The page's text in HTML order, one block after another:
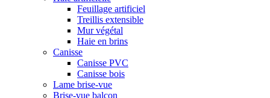
Feuillage artificiel
Treillis extensible
Mur végétal
Haie en brins
Canisse
Canisse PVC
Canisse bois
Lame brise-vue
Brise-vue balcon